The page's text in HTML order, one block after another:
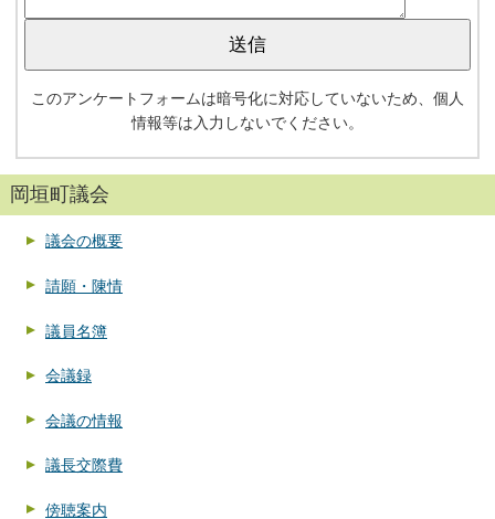
このアンケートフォームは暗号化に対応していないため、個人
情報等は入力しないでください。
岡垣町議会
議会の概要
請願・陳情
議員名簿
会議録
会議の情報
議長交際費
傍聴案内